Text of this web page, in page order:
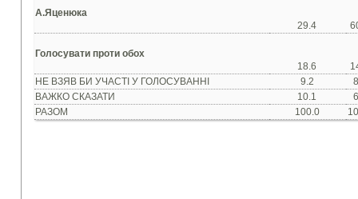
А.Яценюка
29.4
Голосувати проти обох
18.6
НЕ ВЗЯВ БИ УЧАСТІ У ГОЛОСУВАННІ
9.2
ВАЖКО СКАЗАТИ
10.1
РАЗОМ
100.0